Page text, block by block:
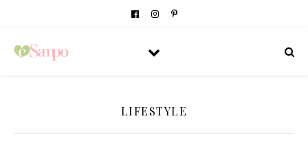
LIFESTYLE